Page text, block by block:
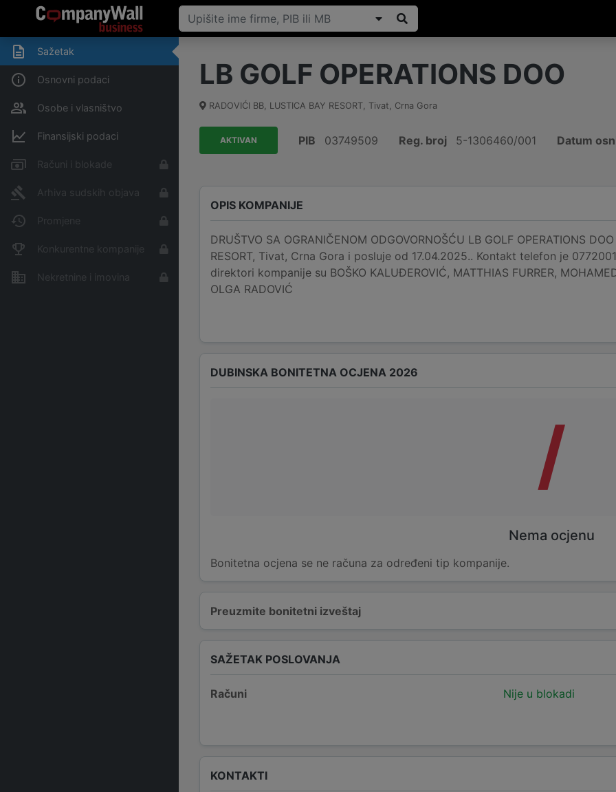
Sažetak
Osnovni podaci
Osobe i vlasništvo
Finansijski podaci
Računi i blokade
Arhiva sudskih objava
Promjene
Konkurentne kompanije
Nekretnine i imovina
LB GOLF OPERATIONS DOO
RADOVIĆI BB, LUSTICA BAY RESORT, Tivat, Crna Gora
AKTIVAN PIB 03749509 Reg. broj 5-1306460/001 Datum
OPIS KOMPANIJE
DRUŠTVO SA OGRANIČENOM ODGOVORNOŠĆU LB GOLF OPERATIONS
RESORT, Tivat, Crna Gora i posluje od 17.04.2025.. Kontakt telefon je
direktori kompanije su BOŠKO KALUĐEROVIĆ, MATTHIAS FURRER,
OLGA RADOVIĆ
Preuzmite bonitetni izveštaj
DUBINSKA BONITETNA OCJENA 2026
/
Nema ocjenu
Bonitetna ocjena se ne računa za određeni tip kompanije.
SAŽETAK POSLOVANJA
Računi Nije u blokadi
KONTAKTI